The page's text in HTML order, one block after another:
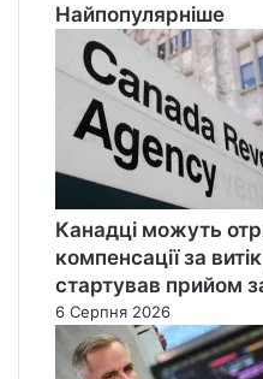
Найпопулярніше
Канадці можуть
компенсації за
стартував прийом
6 Серпня 2026